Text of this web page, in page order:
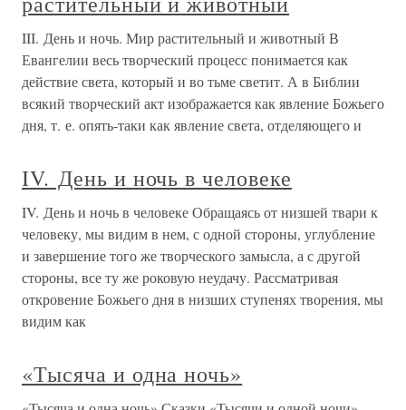
III. День и ночь. Мир растительный и животный В
Евангелии весь творческий процесс понимается как
действие света, который и во тьме светит. А в Библии
всякий творческий акт изображается как явление Божьего
дня, т. е. опять-таки как явление света, отделяющего и
IV. День и ночь в человеке
IV. День и ночь в человеке Обращаясь от низшей твари к
человеку, мы видим в нем, с одной стороны, углубление
и завершение того же творческого замысла, а с другой
стороны, все ту же роковую неудачу. Рассматривая
откровение Божьего дня в низших ступенях творения, мы
видим как
«Тысяча и одна ночь»